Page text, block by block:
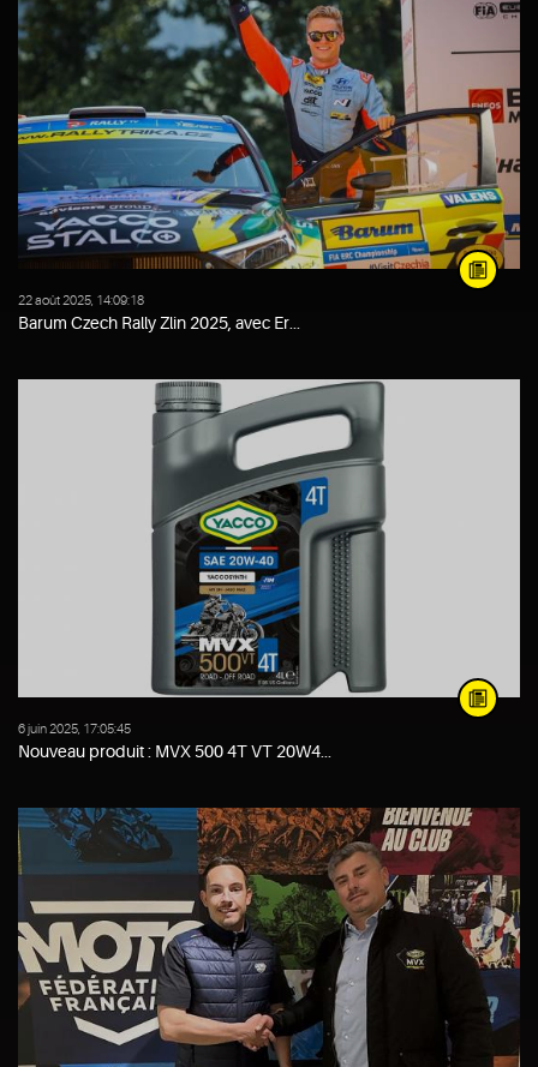
22 août 2025, 14:09:18
Barum Czech Rally Zlin 2025, avec Er...
6 juin 2025, 17:05:45
Nouveau produit : MVX 500 4T VT 20W4...